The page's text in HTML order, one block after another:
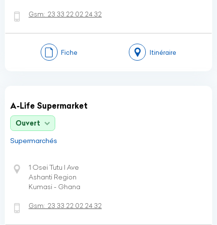
Gsm: 23 33 22 02 24 32
Fiche Itinéraire
A-Life Supermarket
Ouvert
Supermarchés
1 Osei Tutu I Ave
Ashanti Region
Kumasi - Ghana
Gsm: 23 33 22 02 24 32